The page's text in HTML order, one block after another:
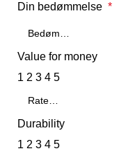
Din bedømmelse *
Value for money
1 2 3 4 5
Durability
1 2 3 4 5